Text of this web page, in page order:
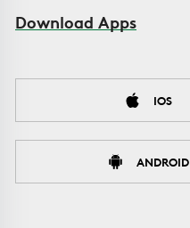
Download Apps
IOS
ANDROID